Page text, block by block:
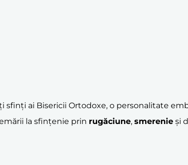
sfinți ai Bisericii Ortodoxe, o personalitate
la sfințenie prin rugăciune, smerenie și